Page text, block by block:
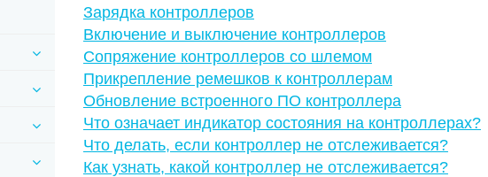
Зарядка контроллеров
Включение и выключение контроллеров
Сопряжение контроллеров со шлемом
Прикрепление ремешков к контроллерам
Обновление встроенного ПО контроллера
Что означает индикатор состояния на контроллерах?
Что делать, если контроллер не отслеживается?
Как узнать, какой контроллер не отслеживается?